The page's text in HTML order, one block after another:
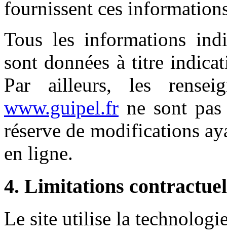
fournissent ces
Tous les informations
sont données à titre
Par ailleurs, les
www.guipel.fr ne sont
réserve de modifications
en ligne.
4. Limitations
Le site utilise la